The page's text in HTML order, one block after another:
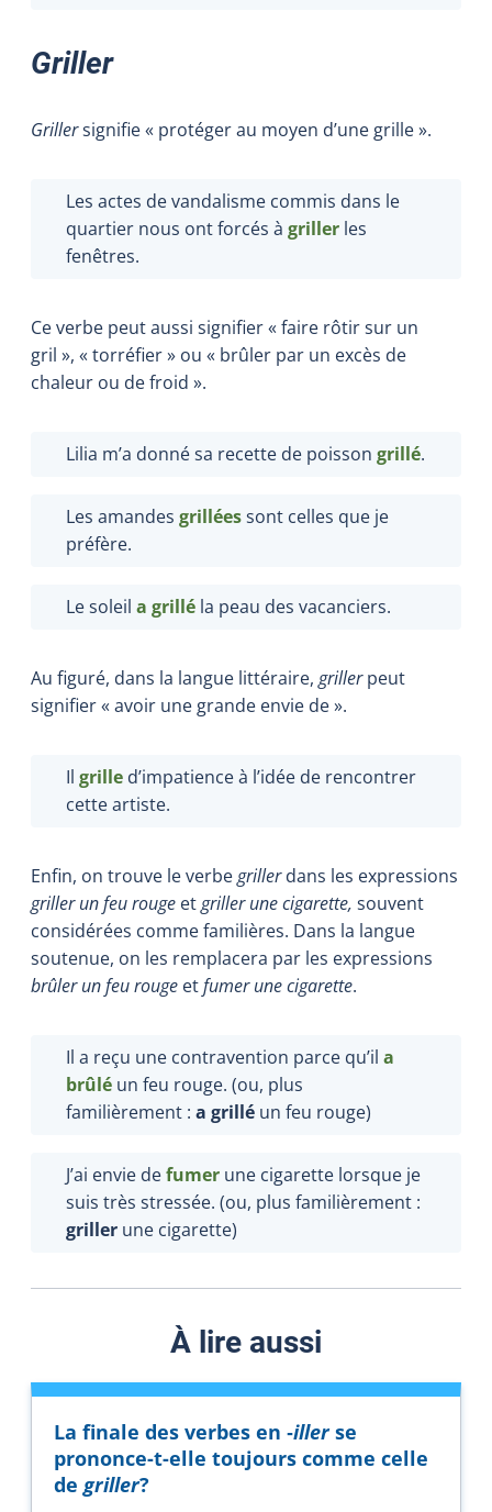
Griller
Grillersignifie « protéger au moyen d’une grille ».
Les actes de vandalisme commis dans le
quartier nous ont forcés à griller les
fenêtres.
Ce verbe peut aussi signifier « faire rôtir sur un
gril », « torréfier » ou « brûler par un excès de
chaleur ou de froid ».
Lilia m’a donné sa recette de poisson grillé.
Les amandes grilléessont celles que je
préfère.
Le soleil a grillé la peau des vacanciers.
Au figuré, dans la langue littéraire, grillerpeut
signifier « avoir une grande envie de ».
Il grille d’impatience à l’idée de rencontrer
cette artiste.
Enfin, on trouve le verbegrillerdans les expressions
griller un feu rouge etgriller une cigarette, souvent
considérées comme familières. Dans la langue
soutenue, on les remplacera par les expressions
brûler un feu rouge etfumer une cigarette.
Il a reçu une contravention parce qu’il a
brûlé un feu rouge. (ou, plus
familièrement : a grillé un feu rouge)
J’ai envie defumer une cigarette lorsque je
suis très stressée. (ou, plus familièrement :
griller une cigarette)
À lire aussi
La finale des verbes en ‑illerse
prononce-t-elle toujours comme celle
de griller?